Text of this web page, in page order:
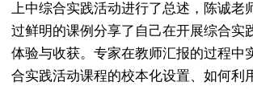
上中综合实践活动进行了总述 ，陈诚老
过鲜明的课例分享了自己在开展综合实
体验与收获。专家在教师汇报的过程中
合实践活动课程的校本化设置、如何利